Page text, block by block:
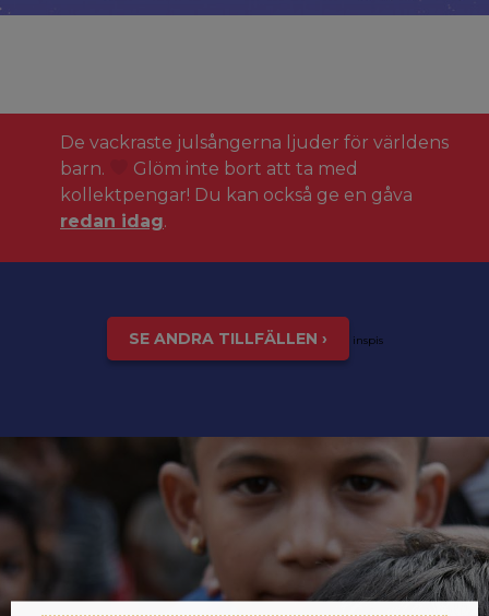
De vackraste julsångerna ljuder för världens
barn.
Glöm inte bort att ta med
kollektpengar! Du kan också ge en gåva
redan idag.
SE ANDRA TILLFÄLLEN › inspis